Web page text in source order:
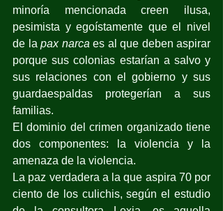
minoría mencionada creen ilusa,
pesimista y egoístamente que el nivel
de la pax narca es al que deben aspirar
porque sus colonias estarían a salvo y
sus relaciones con el gobierno y sus
guardaespaldas protegerían a sus
familias.
El dominio del crimen organizado tiene
dos componentes: la violencia y la
amenaza de la violencia.
La paz verdadera a la que aspira 70 por
ciento de los culichis, según el estudio